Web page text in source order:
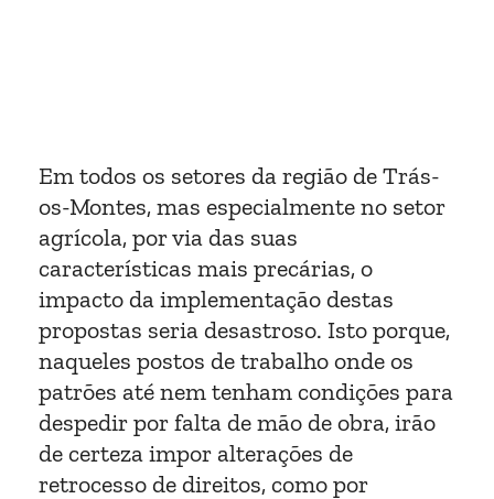
Em todos os setores da região de Trás-
os-Montes, mas especialmente no setor
agrícola, por via das suas
características mais precárias, o
impacto da implementação destas
propostas seria desastroso. Isto porque,
naqueles postos de trabalho onde os
patrões até nem tenham condições para
despedir por falta de mão de obra, irão
de certeza impor alterações de
retrocesso de direitos, como por